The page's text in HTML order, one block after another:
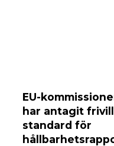
EU-
har antagit
standard för